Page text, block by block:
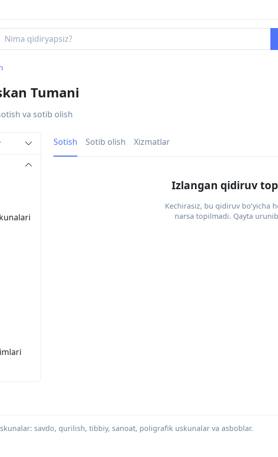
Tumani
va sotib olish
Sotish Sotib olish Xizmatlar
Izlangan qidiruv
Kechirasiz, bu qidiruv bo‘yicha
narsa topilmadi. Qayta
savdo, qurilish, tibbiy, sanoat, poligrafik uskunalar va asboblar.